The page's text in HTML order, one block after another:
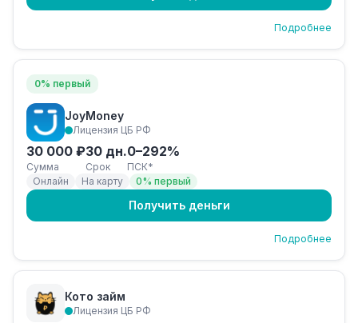
Подробнее
0% первый
JoyMoney
Лицензия ЦБ РФ
30 000 ₽
Сумма
30 дн.
Срок
0–292%
ПСК*
Онлайн
На карту 0% первый
Получить деньги
Подробнее
Кото займ
Лицензия ЦБ РФ